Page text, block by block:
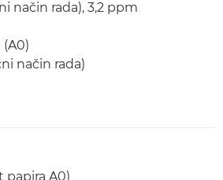
način rada), 3,2 ppm
način rada)
papira A0)